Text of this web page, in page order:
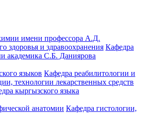
имени профессора А.Д.
здоровья и здравоохранения Кафедра
академика С.Б. Даниярова
языков Кафедра реабилитологии и
технологии лекарственных средств
кыргызского языка
анатомии Кафедра гистологии,